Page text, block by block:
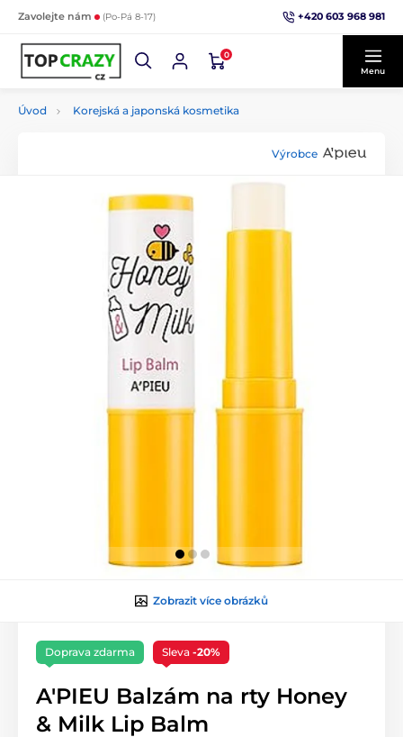
Zavolejte nám (Po-Pá 8-17) +420 603 968 981
0
Menu
Úvod Korejská a japonská kosmetika
Výrobce
Zobrazit více obrázků
Doprava zdarma Sleva -20%
A'PIEU Balzám na rty Honey
& Milk Lip Balm